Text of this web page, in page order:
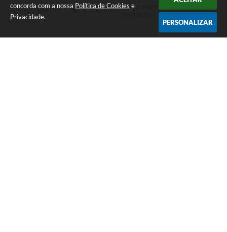
concorda com a nossa Política de Cookies e
Privacidade.
PERSONALIZAR
GOSTEI NÃO GOSTEI
Seja o primeiro a curtir esta